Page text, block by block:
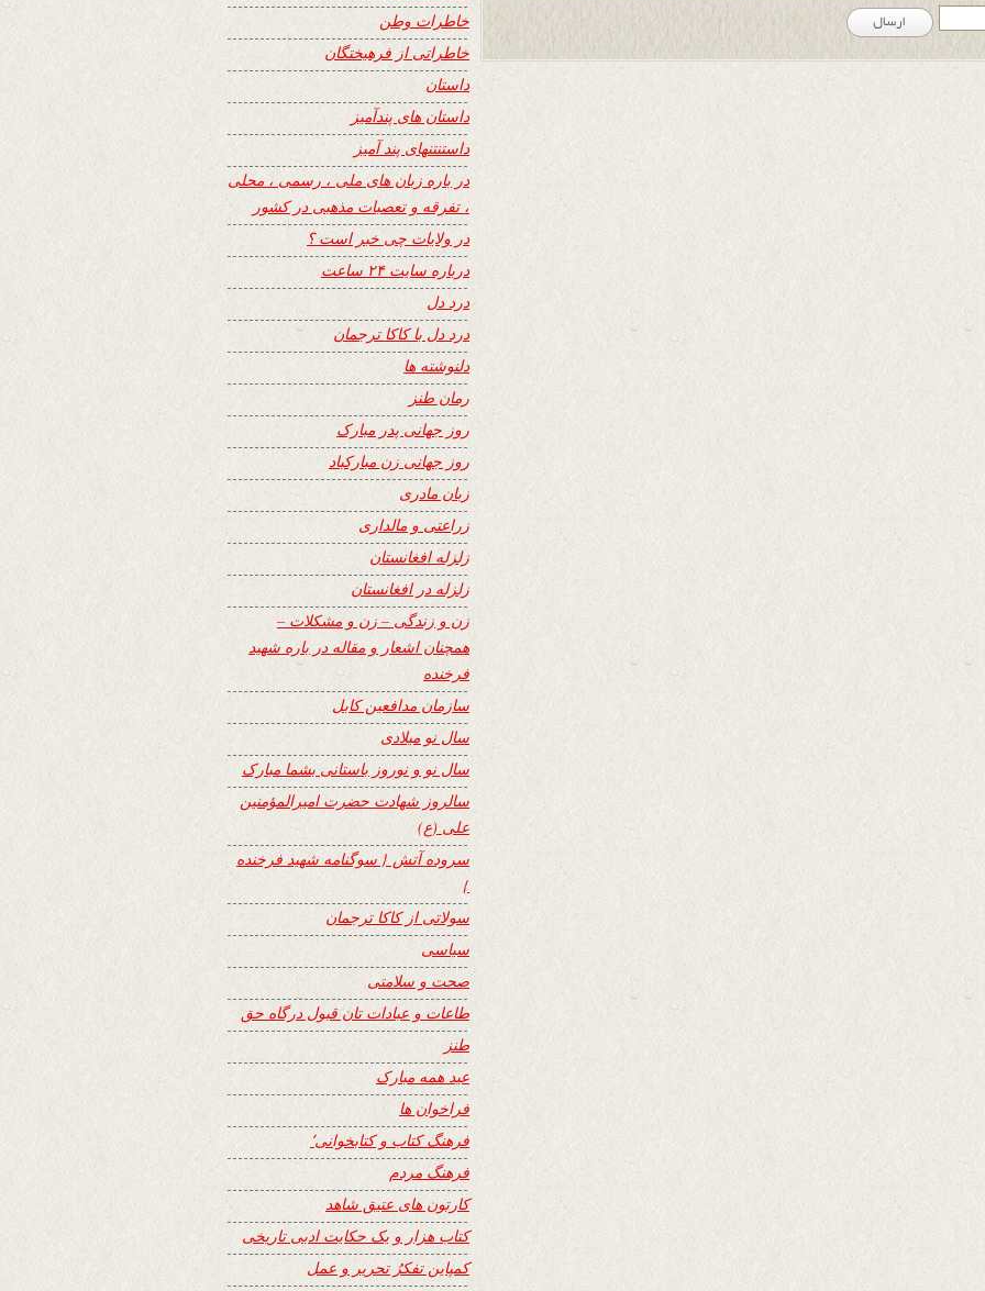
خاطرات وطن
خاطراتی از فرهیختگان
داستان
داستان های پندآمیز
داستنتنهای پند آمیز
در باره زبان های ملی ، رسمی ، محلی
، تفرقه و تعصبات مذهبی در کشور
در ولایات چی خبر است ؟
درباره سایت ۲۴ ساعت
درد دل
درد دل با کاکا ترجمان
دلنوشته ها
رمان طنز
روز جهانی پدر مبارک
روز جهانی زن مبارکباد
زبان مادری
زراعتی و مالداری
زلزله افغانستان
زلزله در افغانستان
زن و زندگی – زن و مشکلات –
همچنان اشعار و مقاله در باره شهید
فرخنده
سازمان مدافعین کابل
سال نو میلادی
سال نو و نوروز باستانی بشما مبارک
سالروز شهادت حضرت امیرالمؤمنین
علی (ع)
سروده آتش { سوگنامه شهید فرخنده
}
سولاتی از کاکا ترجمان
سیاسی
صحت و سلامتی
طاعات و عبادات تان قبول درگاه حق
طنز
عید همه مبارک
فراخوان ها
فرهنگ کتاب و کتابخوانی٬
فرهنگ مردم
کارتون های عتیق شاهد
کتاب هزار و یک حکایت ادبی تاریخی
کمپاین تفکرُ تحریر و عمل